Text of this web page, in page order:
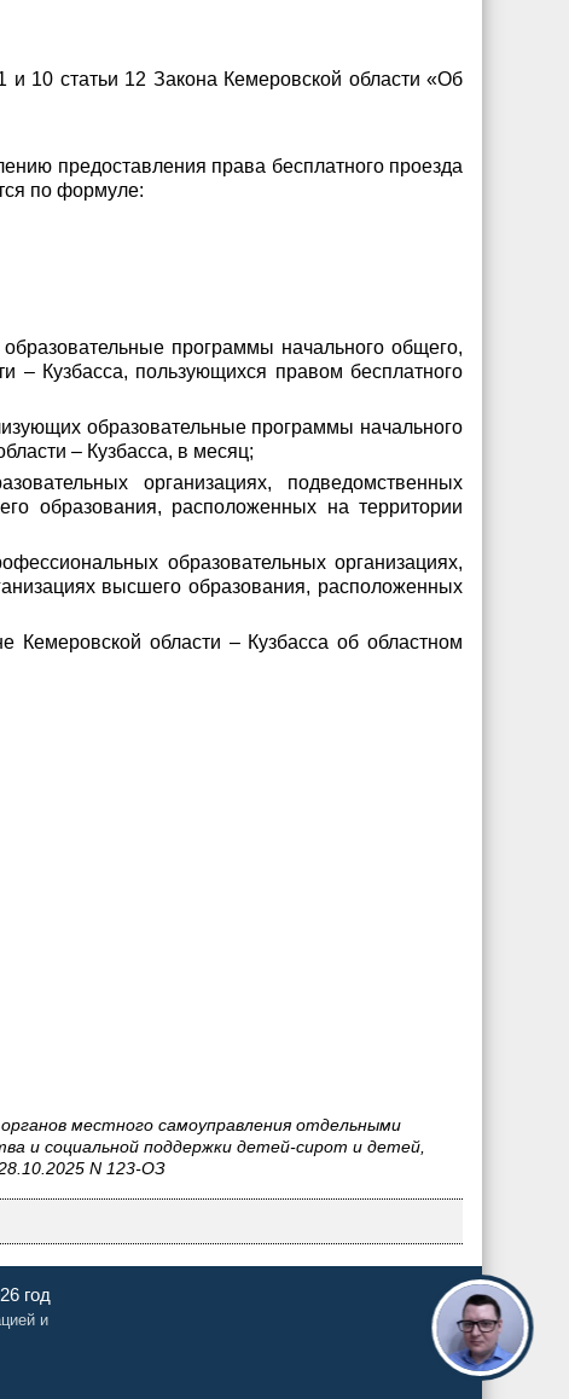
и 10 статьи 12 Закона Кемеровской области «Об
предоставления права бесплатного проезда
по формуле:
программы начального общего,
– Кузбасса, пользующихся правом бесплатного
образовательные программы начального
– Кузбасса, в месяц;
организациях, подведомственных
образования, расположенных на территории
образовательных организациях,
высшего образования, расположенных
Кемеровской области – Кузбасса об областном
местного самоуправления отдельными
и социальной поддержки детей-сирот и детей,
N 123-ОЗ
год
и